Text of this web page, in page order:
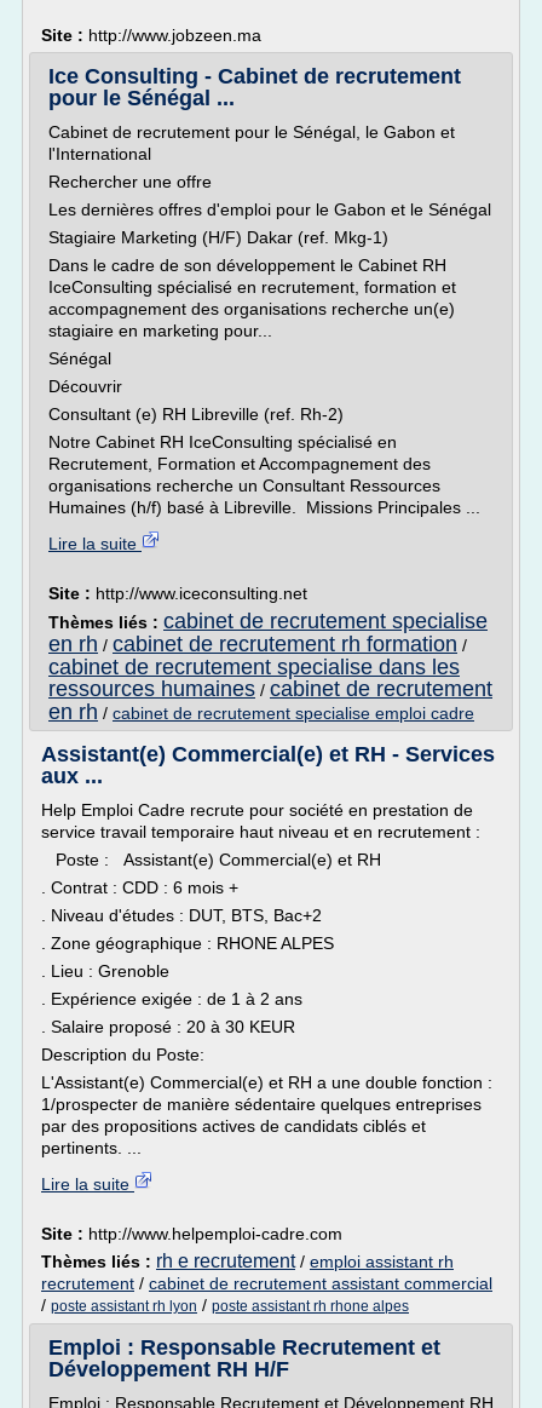
Site : http://www.jobzeen.ma
Ice Consulting - Cabinet de recrutement
pour le Sénégal ...
Cabinet de recrutement pour le Sénégal, le Gabon et
l'International
Rechercher une offre
Les dernières offres d'emploi pour le Gabon et le Sénégal
Stagiaire Marketing (H/F) Dakar (ref. Mkg-1)
Dans le cadre de son développement le Cabinet RH
IceConsulting spécialisé en recrutement, formation et
accompagnement des organisations recherche un(e)
stagiaire en marketing pour...
Sénégal
Découvrir
Consultant (e) RH Libreville (ref. Rh-2)
Notre Cabinet RH IceConsulting spécialisé en
Recrutement, Formation et Accompagnement des
organisations recherche un Consultant Ressources
Humaines (h/f) basé à Libreville. Missions Principales ...
Lire la suite
Site : http://www.iceconsulting.net
Thèmes liés : cabinet de recrutement specialise
en rh / cabinet de recrutement rh formation /
cabinet de recrutement specialise dans les
ressources humaines / cabinet de recrutement
en rh / cabinet de recrutement specialise emploi cadre
Assistant(e) Commercial(e) et RH - Services
aux ...
Help Emploi Cadre recrute pour société en prestation de
service travail temporaire haut niveau et en recrutement :
Poste : Assistant(e) Commercial(e) et RH
. Contrat : CDD : 6 mois +
. Niveau d'études : DUT, BTS, Bac+2
. Zone géographique : RHONE ALPES
. Lieu : Grenoble
. Expérience exigée : de 1 à 2 ans
. Salaire proposé : 20 à 30 KEUR
Description du Poste:
L'Assistant(e) Commercial(e) et RH a une double fonction :
1/prospecter de manière sédentaire quelques entreprises
par des propositions actives de candidats ciblés et
pertinents. ...
Lire la suite
Site : http://www.helpemploi-cadre.com
Thèmes liés : rh e recrutement/ emploi assistant rh
recrutement / cabinet de recrutement assistant commercial
/ poste assistant rh lyon / poste assistant rh rhone alpes
Emploi : Responsable Recrutement et
Développement RH H/F
Emploi : Responsable Recrutement et Développement RH